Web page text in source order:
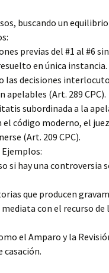
buscando un
previas del #1 al #6
en única instancia.
las decisiones
(Art. 289 CPC).
subordinada a la
código moderno, el
(Art. 209 CPC).
si hay una controversia
que producen
con el recurso
el Amparo y la
casación.